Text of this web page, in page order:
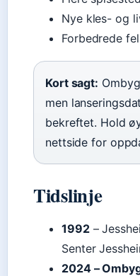
Nye kles- og
Forbedrede
Kort sagt:
men
bekreftet. Hold
nettside for
Tidslinje
1992–
Senter
2024–